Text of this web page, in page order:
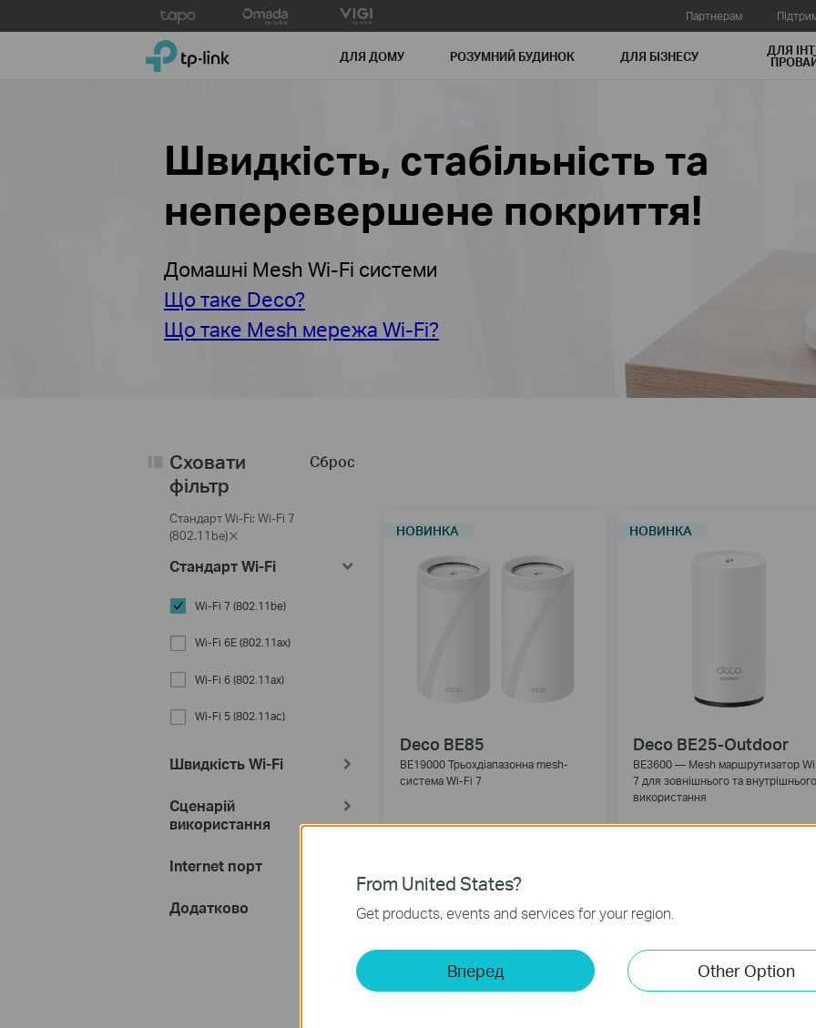
to
Партнерам
TP-Link, Reliably Smart ДЛЯ ДОМУ РОЗУМНИЙ БУДИНОК ДЛЯ БIЗНЕСУ ДЛЯ
Швидкість, стабільність та
неперевершене покриття!
Домашні Mesh Wi-Fi системи
Що таке Deco?
Що таке Mesh мережа Wi-Fi?
Сброс
Сховати
фільтр
Стандарт Wi-Fi: Wi-Fi 7
(802.11be)
Стандарт Wi-Fi
Wi-Fi 7 (802.11be)
Wi-Fi 6E (802.11ax)
Wi-Fi 6 (802.11ax)
Wi-Fi 5 (802.11ac)
Швидкість Wi-Fi
Сценарій
використання
Internet порт
Додатково
НОВИНКА
Deco BE85
BE19000 Трьохдіапазонна mesh-
система Wi-Fi 7
НОВИНКА
Deco BE25-Outdoor
BE3600 — Mesh маршрутизатор
7 для зовнішнього та внутрішнього
використання
From United States?
Get products, events and services for your region.
Вперед Other Option